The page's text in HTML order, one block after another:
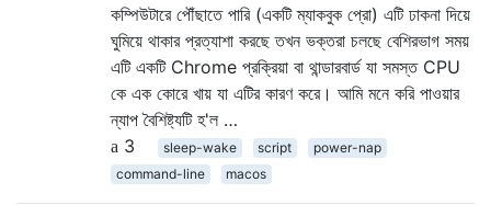
কম্পিউটারে পৌঁছাতে পারি (একটি ম্যাকবুক প্রো) এটি ঢাকনা দিয়ে
ঘুমিয়ে থাকার প্রত্যাশা করছে তখন ভক্তরা চলছে বেশিরভাগ সময়
এটি একটি Chrome প্রক্রিয়া বা থান্ডারবার্ড যা সমস্ত CPU
কে ​​এক কোরে খায় যা এটির কারণ করে। আমি মনে করি পাওয়ার
ন্যাপ বৈশিষ্ট্যটি হ'ল …
3
sleep-wake script
power-nap
command-line
macos